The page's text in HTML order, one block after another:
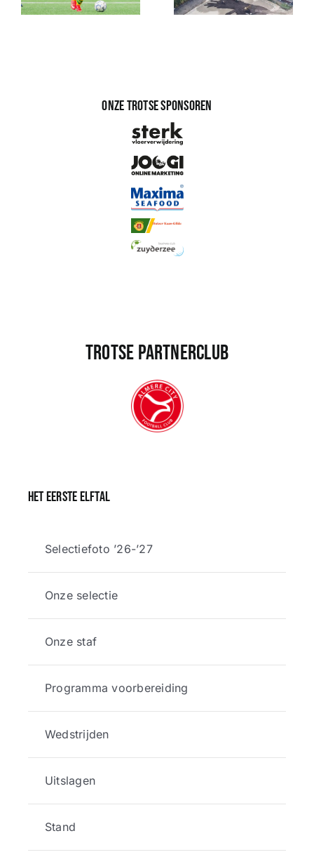
Onze trotse sponsoren
Trotse partnerclub
Het eerste elftal
Selectiefoto ’26-’27
Onze selectie
Onze staf
Programma voorbereiding
Wedstrijden
Uitslagen
Stand